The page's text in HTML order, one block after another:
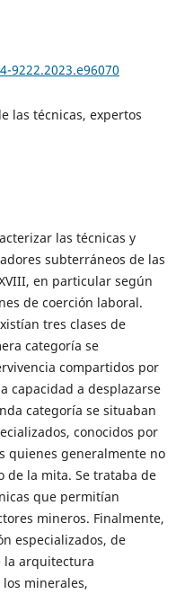
9222.2023.e96070
las técnicas, expertos
las técnicas y
subterráneos de las
en particular según
de coerción laboral.
tres clases de
categoría se
compartidos por
capacidad a desplazarse
categoría se situaban
conocidos por
quienes generalmente no
de la mita. Se trataba de
que permitían
mineros. Finalmente,
especializados, de
la arquitectura
minerales,